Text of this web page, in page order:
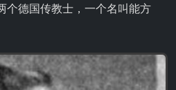
个德国传教士，一个名叫能方